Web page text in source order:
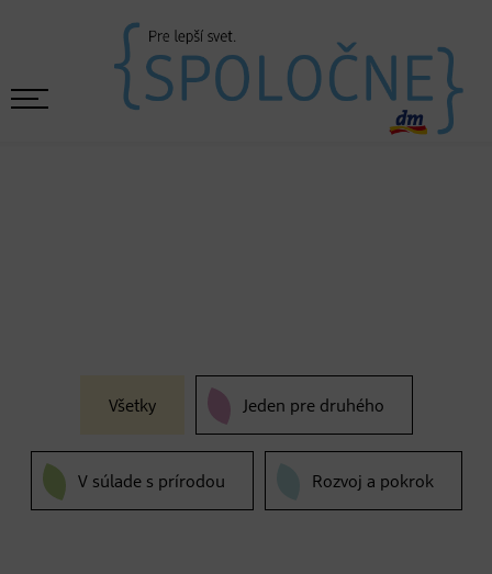
Všetky Jeden pre druhého
V súlade s prírodou Rozvoj a pokrok